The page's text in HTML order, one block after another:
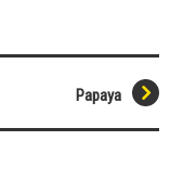
Papaya